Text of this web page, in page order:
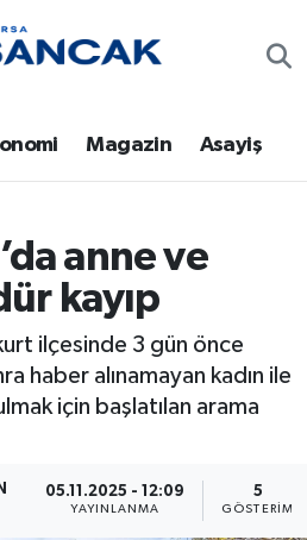
Magazin Asayiş
anne ve
kayıp
ilçesinde 3 gün önce
haber alınamayan kadın ile
için başlatılan arama
05.11.2025 - 12:09
YAYINLANMA
5
GÖSTERIM
ve Fikstür